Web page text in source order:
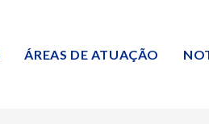
ÁREAS DE ATUAÇÃO